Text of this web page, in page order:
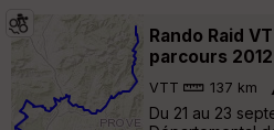
Rando Raid
parcours 2012
VTT 137 km
Du 21 au 23